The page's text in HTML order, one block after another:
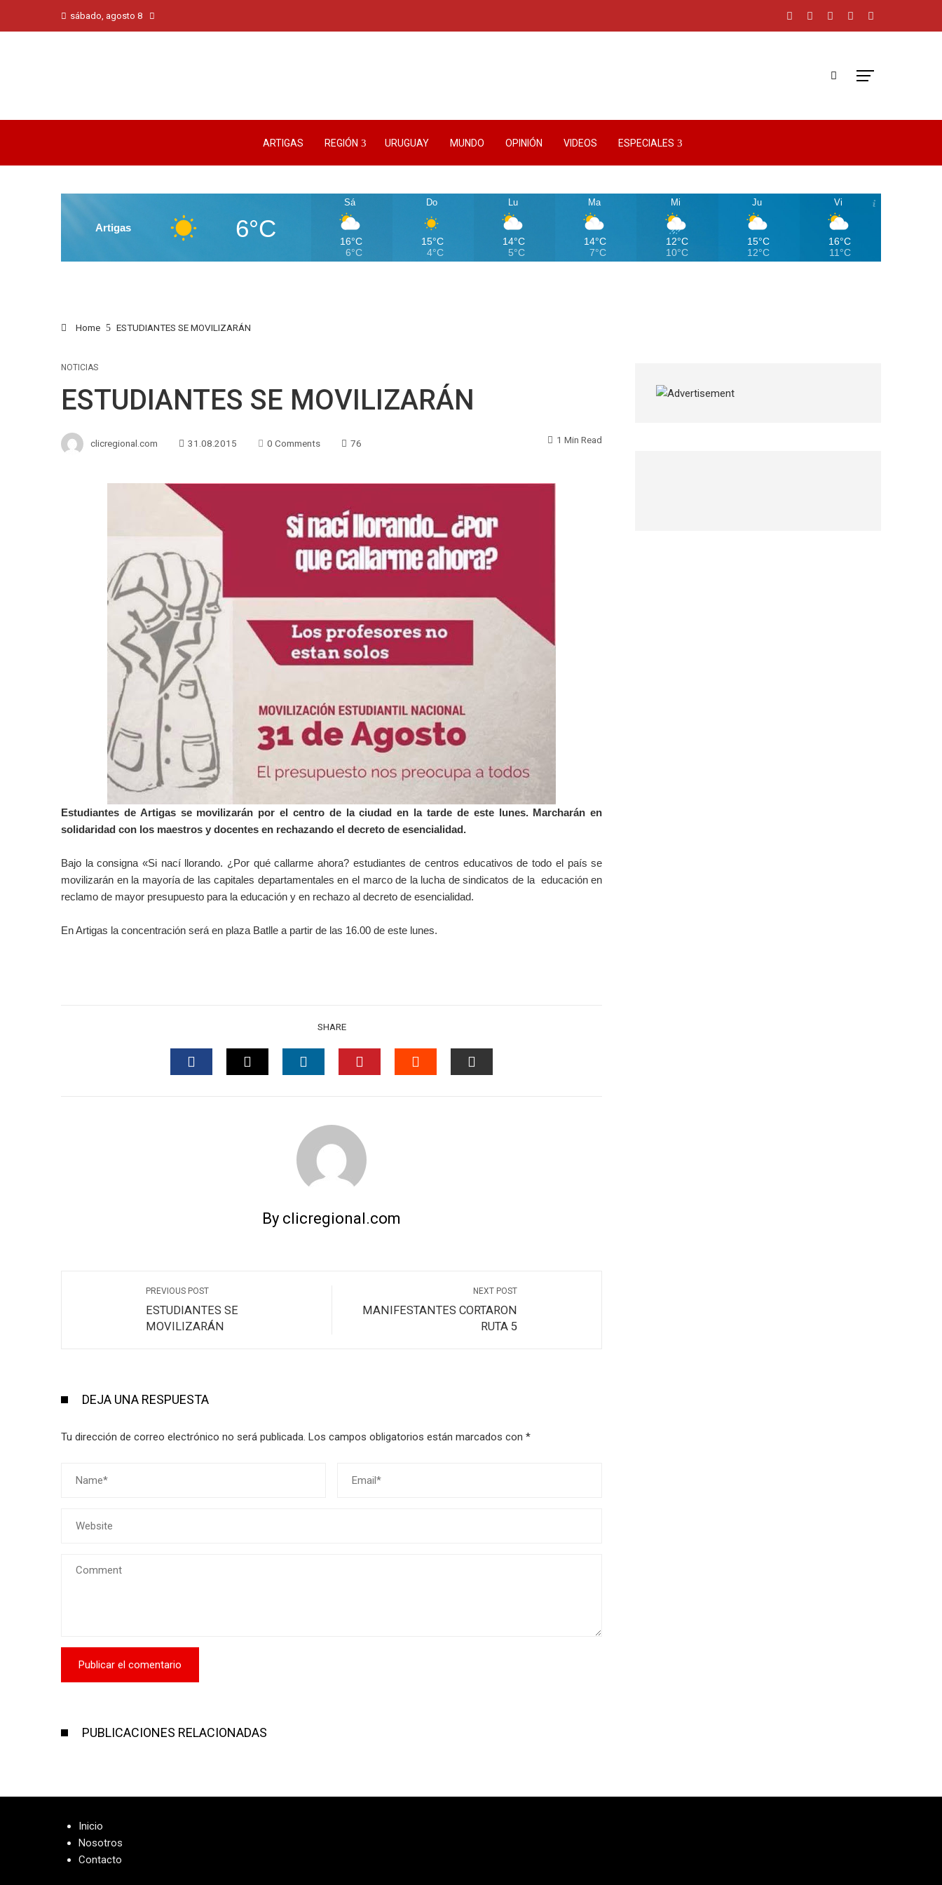
sábado, agosto 8
ARTIGAS REGIÓN URUGUAY MUNDO OPINIÓN VIDEOS ESPECIALES
Artigas 6°C
Sá
16°C
6°C
Do
15°C
4°C
Lu
14°C
5°C
Ma
14°C
7°C
Mi
12°C
10°C
Ju
15°C
12°C
Vi
16°C
11°C
Home ESTUDIANTES SE MOVILIZARÁN
NOTICIAS
ESTUDIANTES SE MOVILIZARÁN
clicregional.com 31.08.2015 0 Comments 76 1 Min Read
Estudiantes de Artigas se movilizarán por el centro de la ciudad en la tarde de este lunes. Marcharán en
solidaridad con los maestros y docentes en rechazando el decreto de esencialidad.
Bajo la consigna «Si nací llorando. ¿Por qué callarme ahora? estudiantes de centros educativos de todo el país se
movilizarán en la mayoría de las capitales departamentales en el marco de la lucha de sindicatos de la educación en
reclamo de mayor presupuesto para la educación y en rechazo al decreto de esencialidad.
En Artigas la concentración será en plaza Batlle a partir de las 16.00 de este lunes.
SHARE
By clicregional.com
PREVIOUS POST
ESTUDIANTES SE
MOVILIZARÁN
NEXT POST
MANIFESTANTES CORTARON
RUTA 5
DEJA UNA RESPUESTA
Tu dirección de correo electrónico no será publicada. Los campos obligatorios están marcados con *
PUBLICACIONES RELACIONADAS
Inicio
Nosotros
Contacto